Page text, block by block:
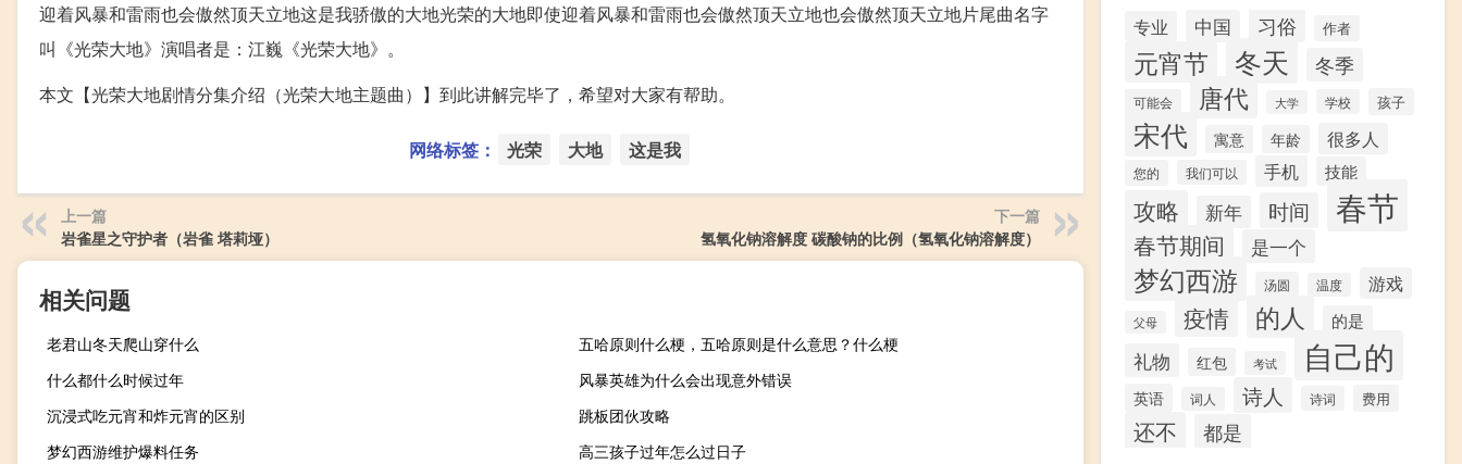
迎着风暴和雷雨也会傲然顶天立地这是我骄傲的大地光荣的大地即使迎着风暴和雷雨也会傲然顶天立地也会傲然顶天立地片尾曲名字
叫《光荣大地》演唱者是：江巍《光荣大地》。
本文【光荣大地剧情分集介绍（光荣大地主题曲）】到此讲解完毕了，希望对大家有帮助。
网络标签： 光荣 大地 这是我
上一篇
岩雀星之守护者（岩雀 塔莉垭）
下一篇
氢氧化钠溶解度 碳酸钠的比例（氢氧化钠溶解度）
相关问题
老君山冬天爬山穿什么
五哈原则什么梗，五哈原则是什么意思？什么梗
什么都什么时候过年
风暴英雄为什么会出现意外错误
沉浸式吃元宵和炸元宵的区别
跳板团伙攻略
梦幻西游维护爆料任务
高三孩子过年怎么过日子
专业 中国 习俗 作者
元宵节 冬天 冬季
可能会 唐代 大学 学校 孩子
宋代 寓意 年龄 很多人
您的 我们可以 手机 技能
攻略 新年 时间 春节
春节期间 是一个
梦幻西游 汤圆 温度 游戏
父母 疫情 的人 的是
礼物 红包 考试 自己的
英语 词人 诗人 诗词 费用
还不 都是